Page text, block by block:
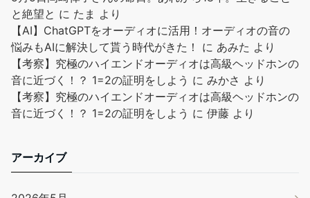
と絶望と に たま より
【AI】ChatGPTをオーディオに活用！オーディオの音の
悩みもAIに解決して貰う時代がきた！
に あみた より
【考察】究極のハイエンドオーディオは高級ヘッドホンの
音に近づく！？ 1=2の証明をしよう に みかさ より
【考察】究極のハイエンドオーディオは高級ヘッドホンの
音に近づく！？ 1=2の証明をしよう に 伊藤 より
アーカイブ